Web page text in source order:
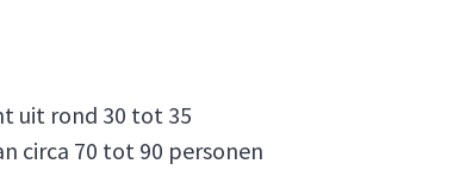
uit rond 30 tot 35
circa 70 tot 90 personen